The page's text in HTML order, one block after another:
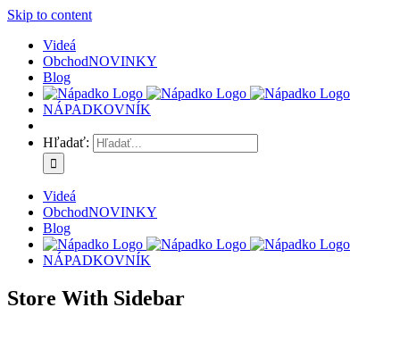
Skip to content
Videá
ObchodNOVINKY
Blog
NÁPADKOVNÍK
Hľadať:
Videá
ObchodNOVINKY
Blog
NÁPADKOVNÍK
Store With Sidebar